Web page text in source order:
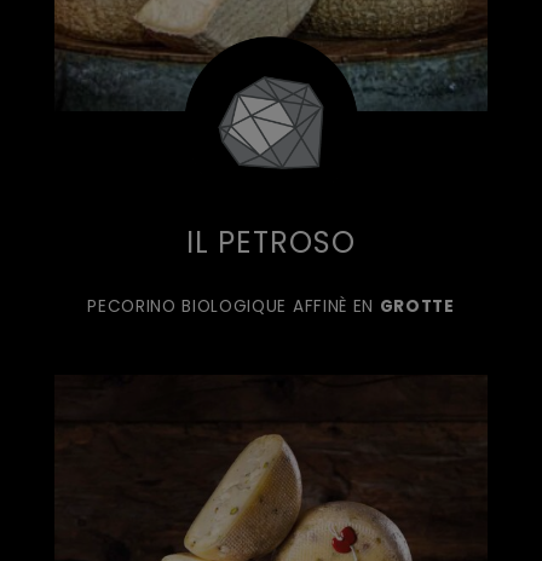
IL PETROSO
PECORINO BIOLOGIQUE AFFINÈ EN GROTTE